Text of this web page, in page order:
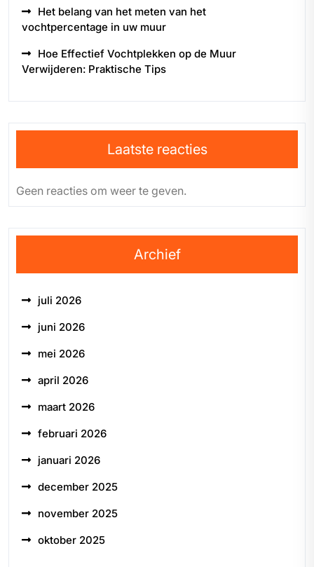
Het belang van het meten van het
vochtpercentage in uw muur
Hoe Effectief Vochtplekken op de Muur
Verwijderen: Praktische Tips
Laatste reacties
Geen reacties om weer te geven.
Archief
juli 2026
juni 2026
mei 2026
april 2026
maart 2026
februari 2026
januari 2026
december 2025
november 2025
oktober 2025